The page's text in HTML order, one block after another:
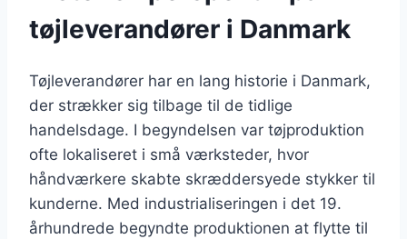
tøjleverandører i Danmark
Tøjleverandører har en lang historie i Danmark,
der strækker sig tilbage til de tidlige
handelsdage. I begyndelsen var tøjproduktion
ofte lokaliseret i små værksteder, hvor
håndværkere skabte skræddersyede stykker til
kunderne. Med industrialiseringen i det 19.
århundrede begyndte produktionen at flytte til